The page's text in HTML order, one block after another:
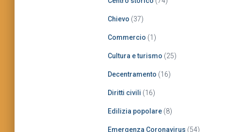
Chievo (37)
Commercio (1)
Cultura e turismo (25)
Decentramento (16)
Diritti civili (16)
Edilizia popolare (8)
Emergenza Coronavirus (54)